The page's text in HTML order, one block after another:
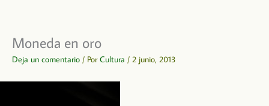
Moneda en oro
Deja un comentario / PorCultura / 2 junio, 2013